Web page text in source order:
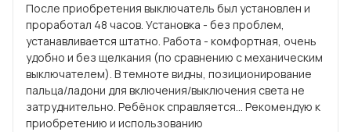
После приобретения выключатель был установлен и
проработал 48 часов. Установка - без проблем,
устанавливается штатно. Работа - комфортная, очень
удобно и без щелкания (по сравнению с механическим
выключателем). В темноте видны, позиционирование
пальца/ладони для включения/выключения света не
затруднительно. Ребёнок справляется... Рекомендую к
приобретению и использованию